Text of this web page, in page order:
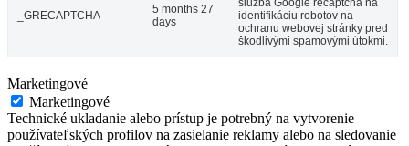
_GRECAPTCHA
5 months 27
days
služba Google recaptcha na
identifikáciu robotov na
ochranu webovej stránky pred
škodlivými spamovými útokmi.
Marketingové
Marketingové
Technické ukladanie alebo prístup je potrebný na vytvorenie
používateľských profilov na zasielanie reklamy alebo na sledovanie